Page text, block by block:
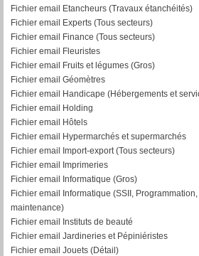
Fichier email Etancheurs (Travaux étanchéités)
Fichier email Experts (Tous secteurs)
Fichier email Finance (Tous secteurs)
Fichier email Fleuristes
Fichier email Fruits et légumes (Gros)
Fichier email Géomètres
Fichier email Handicape (Hébergements et
Fichier email Holding
Fichier email Hôtels
Fichier email Hypermarchés et supermarchés
Fichier email Import-export (Tous secteurs)
Fichier email Imprimeries
Fichier email Informatique (Gros)
Fichier email Informatique (SSII,
maintenance)
Fichier email Instituts de beauté
Fichier email Jardineries et Pépiniéristes
Fichier email Jouets (Détail)